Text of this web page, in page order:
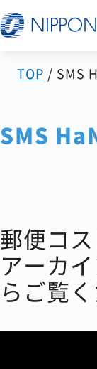
サー
日本
FAQ
お知
TOP SMS
SMS
郵便コ
アーカ
らご覧く